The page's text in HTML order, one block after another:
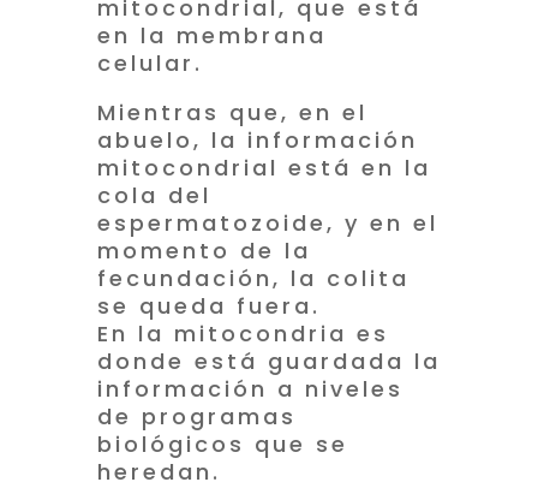
mitocondrial, que está
en la membrana
celular.
Mientras que, en el
abuelo, la información
mitocondrial está en la
cola del
espermatozoide, y en el
momento de la
fecundación, la colita
se queda fuera.
En la mitocondria es
donde está guardada la
información a niveles
de programas
biológicos que se
heredan.